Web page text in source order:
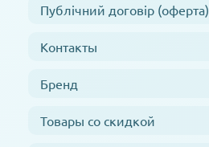
Публічний договір (оферта)
Контакты
Бренд
Товары со скидкой